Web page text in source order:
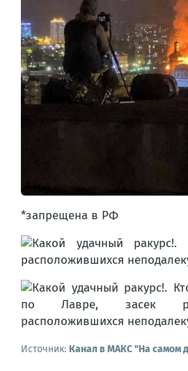
*запрещена в РФ
Источник: Канал в МАКС "На самом